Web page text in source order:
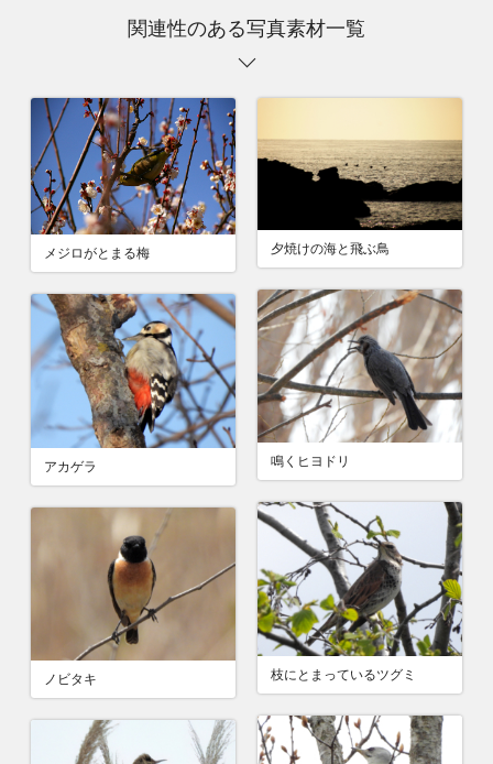
関連性のある写真素材一覧
メジロがとまる梅 夕焼けの海と飛ぶ鳥
鳴くヒヨドリ
アカゲラ
枝にとまっているツグミ
ノビタキ